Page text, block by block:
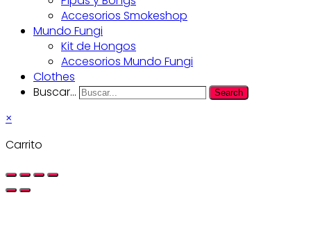
Accesorios Smokeshop
Mundo Fungi
Kit de Hongos
Accesorios Mundo Fungi
Clothes
Buscar...
Search
×
Carrito